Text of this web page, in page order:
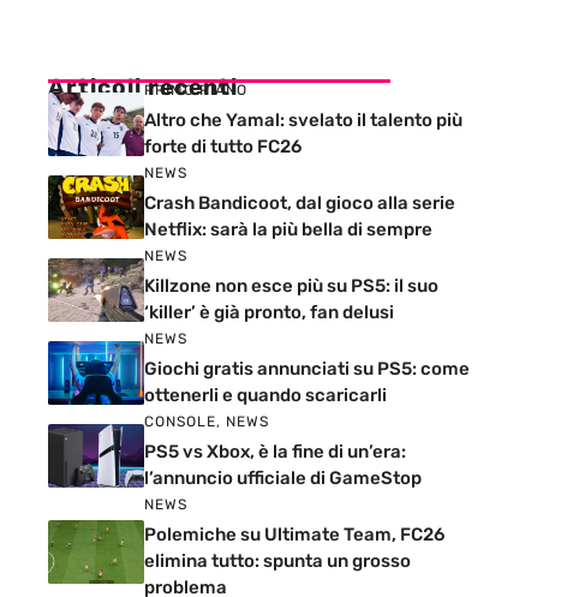
Articoli recenti
PRIMO PIANO
Altro che Yamal: svelato il talento più
forte di tutto FC26
NEWS
Crash Bandicoot, dal gioco alla serie
Netflix: sarà la più bella di sempre
NEWS
Killzone non esce più su PS5: il suo
‘killer’ è già pronto, fan delusi
NEWS
Giochi gratis annunciati su PS5: come
ottenerli e quando scaricarli
CONSOLE, NEWS
PS5 vs Xbox, è la fine di un’era:
l’annuncio ufficiale di GameStop
NEWS
Polemiche su Ultimate Team, FC26
elimina tutto: spunta un grosso
problema